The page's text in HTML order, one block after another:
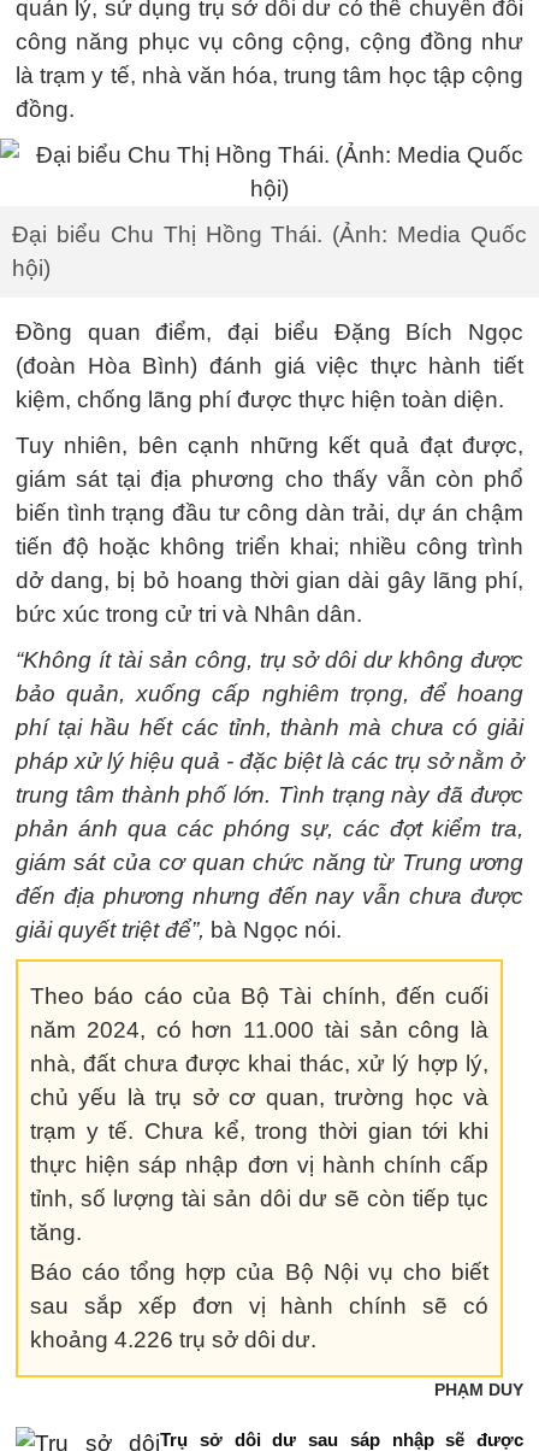
quản lý, sử dụng trụ sở dôi dư có thể chuyển đổi
công năng phục vụ công cộng, cộng đồng như
là trạm y tế, nhà văn hóa, trung tâm học tập cộng
đồng.
Đại biểu Chu Thị Hồng Thái. (Ảnh: Media Quốc
hội)
Đồng quan điểm, đại biểu Đặng Bích Ngọc
(đoàn Hòa Bình) đánh giá việc thực hành tiết
kiệm, chống lãng phí được thực hiện toàn diện.
Tuy nhiên, bên cạnh những kết quả đạt được,
giám sát tại địa phương cho thấy vẫn còn phổ
biến tình trạng đầu tư công dàn trải, dự án chậm
tiến độ hoặc không triển khai; nhiều công trình
dở dang, bị bỏ hoang thời gian dài gây lãng phí,
bức xúc trong cử tri và Nhân dân.
“Không ít tài sản công, trụ sở dôi dư không được
bảo quản, xuống cấp nghiêm trọng, để hoang
phí tại hầu hết các tỉnh, thành mà chưa có giải
pháp xử lý hiệu quả - đặc biệt là các trụ sở nằm ở
trung tâm thành phố lớn. Tình trạng này đã được
phản ánh qua các phóng sự, các đợt kiểm tra,
giám sát của cơ quan chức năng từ Trung ương
đến địa phương nhưng đến nay vẫn chưa được
giải quyết triệt để”, bà Ngọc nói.
Theo báo cáo của Bộ Tài chính, đến cuối
năm 2024, có hơn 11.000 tài sản công là
nhà, đất chưa được khai thác, xử lý hợp lý,
chủ yếu là trụ sở cơ quan, trường học và
trạm y tế. Chưa kể, trong thời gian tới khi
thực hiện sáp nhập đơn vị hành chính cấp
tỉnh, số lượng tài sản dôi dư sẽ còn tiếp tục
tăng.
Báo cáo tổng hợp của Bộ Nội vụ cho biết
sau sắp xếp đơn vị hành chính sẽ có
khoảng 4.226 trụ sở dôi dư.
PHẠM DUY
Trụ sở dôi dư sau sáp nhập sẽ được